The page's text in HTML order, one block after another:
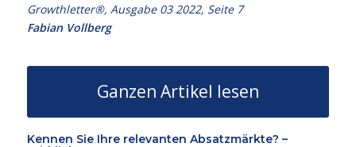
Growthletter®, Ausgabe 03 2022, Seite 7
Fabian Vollberg
Ganzen Artikel lesen
Kennen Sie Ihre relevanten Absatzmärkte? –